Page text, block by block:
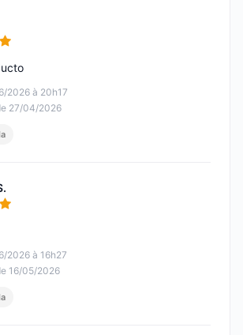
5
2026 à 20h17
27/04/2026
5
2026 à 16h27
16/05/2026